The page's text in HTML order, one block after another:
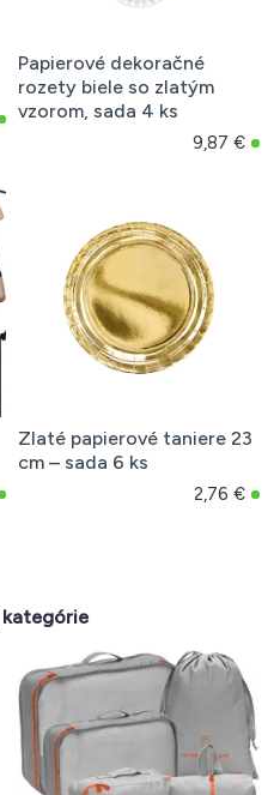
Papierové dekoračné
rozety biele so zlatým
vzorom, sada 4 ks
9,87 €
Zlaté papierové taniere 23
cm – sada 6 ks
2,76 €
kategórie